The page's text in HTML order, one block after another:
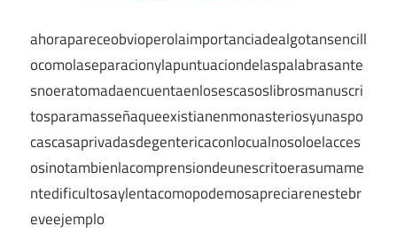
ahorapareceobvioperolaimportanciadealgotansencill
ocomolaseparacionylapuntuaciondelaspalabrasante
snoeratomadaencuentaenlosescasoslibrosmanuscri
tosparamasseñaqueexistianenmonasteriosyunaspo
cascasaprivadasdegentericaconlocualnosoloelacces
osinotambienlacomprensiondeunescritoerasumame
ntedificultosaylentacomopodemosapreciarenestebr
eveejemplo